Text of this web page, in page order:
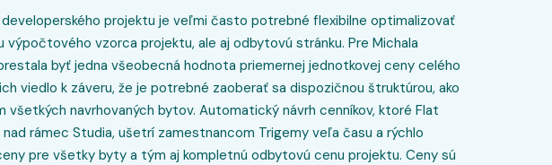
developerského projektu je veľmi často potrebné flexibilne optimalizovať
výpočtového vzorca projektu, ale aj odbytovú stránku. Pre Michala
byť jedna všeobecná hodnota priemernej jednotkovej ceny celého
viedlo k záveru, že je potrebné zaoberať sa dispozičnou štruktúrou, ako
všetkých navrhovaných bytov. Automatický návrh cenníkov, ktoré Flat
nad rámec Studia, ušetrí zamestnancom Trigemy veľa času a rýchlo
pre všetky byty a tým aj kompletnú odbytovú cenu projektu. Ceny sú